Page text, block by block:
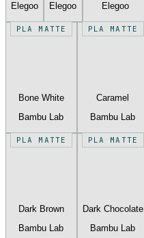
Elegoo
Elegoo
Elegoo
PLA MATTE
Bone White
Bambu Lab
PLA MATTE
Caramel
Bambu Lab
PLA MATTE
Dark Brown
Bambu Lab
PLA MATTE
Dark Chocolate
Bambu Lab